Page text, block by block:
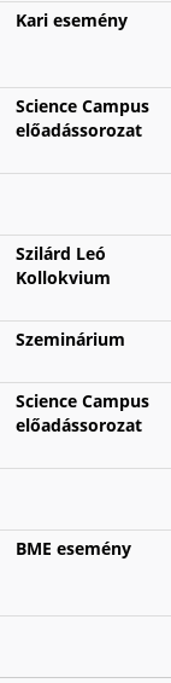
Kari esemény
Science Campus
előadássorozat
Szilárd Leó
Kollokvium
Szeminárium
Science Campus
előadássorozat
BME esemény